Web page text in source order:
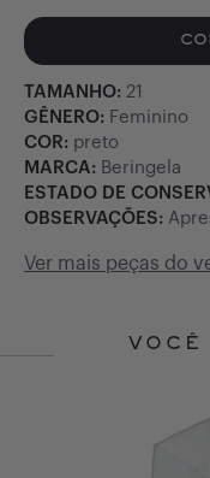
TAMANHO: 21
GÊNERO: Feminino
COR: preto
MARCA: Beringela
ESTADO DE
OBSERVAÇÕES:
Ver mais peças do
VOCÊ